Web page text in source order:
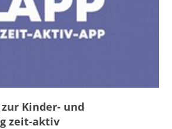
Kinder- und
zeit-aktiv